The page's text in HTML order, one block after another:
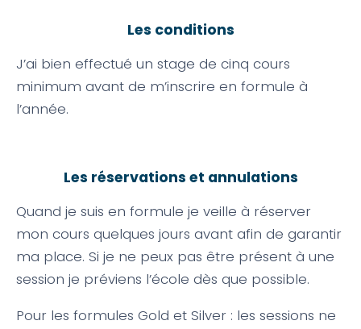
Les conditions
J’ai bien effectué un stage de cinq cours
minimum avant de m’inscrire en formule à
l’année.
Les réservations et annulations
Quand je suis en formule je veille à réserver
mon cours quelques jours avant afin de garantir
ma place. Si je ne peux pas être présent à une
session je préviens l’école dès que possible.
Pour les formules Gold et Silver : les sessions ne